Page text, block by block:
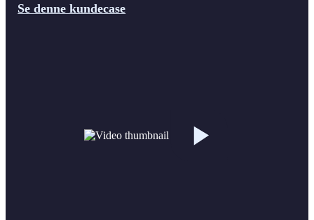
Se denne kundecase